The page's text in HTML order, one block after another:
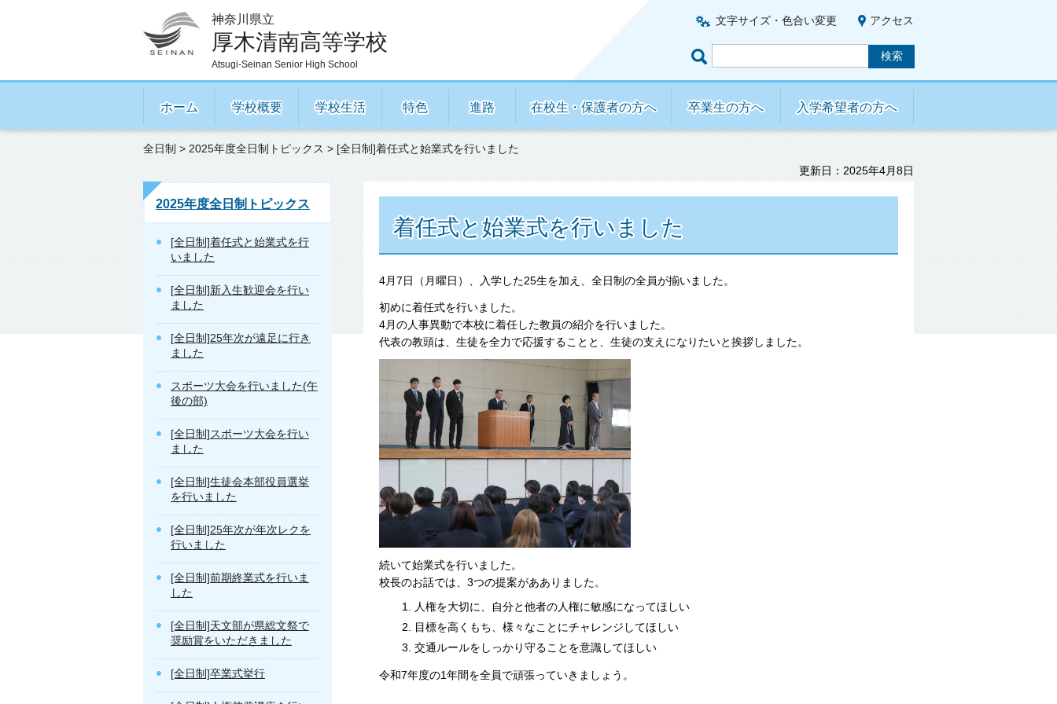
神奈川県立
厚木清南高等学校
Atsugi-Seinan Senior High School
文字サイズ・色合い変更 アクセス
ホーム 学校概要 学校生活 特色 進路 在校生・保護者の方へ 卒業生の方へ 入学希望者の方へ
全日制 > 2025年度全日制トピックス > [全日制]着任式と始業式を行いました
更新日：2025年4月8日
2025年度全日制トピックス
[全日制]着任式と始業式を行
いました
[全日制]新入生歓迎会を行い
ました
[全日制]25年次が遠足に行き
ました
スポーツ大会を行いました(午
後の部)
[全日制]スポーツ大会を行い
ました
[全日制]生徒会本部役員選挙
を行いました
[全日制]25年次が年次レクを
行いました
[全日制]前期終業式を行いま
した
[全日制]天文部が県総文祭で
奨励賞をいただきました
[全日制]卒業式挙行
着任式と始業式を行いました
4月7日（月曜日）、入学した25生を加え、全日制の全員が揃いました。
初めに着任式を行いました。
4月の人事異動で本校に着任した教員の紹介を行いました。
代表の教頭は、生徒を全力で応援することと、生徒の支えになりたいと挨拶しました。
続いて始業式を行いました。
校長のお話では、3つの提案があありました。
人権を大切に、自分と他者の人権に敏感になってほしい
目標を高くもち、様々なことにチャレンジしてほしい
交通ルールをしっかり守ることを意識してほしい
令和7年度の1年間を全員で頑張っていきましょう。